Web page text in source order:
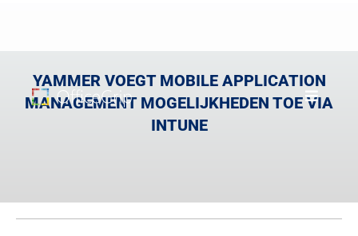
YAMMER VOEGT MOBILE APPLICATION
MANAGEMENT MOGELIJKHEDEN TOE VIA
INTUNE